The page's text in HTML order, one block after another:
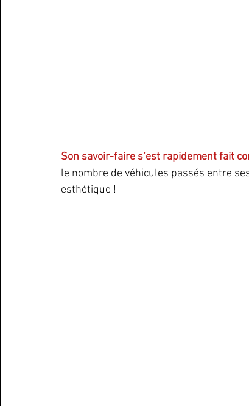
Son savoir-faire s’est rapidement fait
le nombre de véhicules passés entre
esthétique !